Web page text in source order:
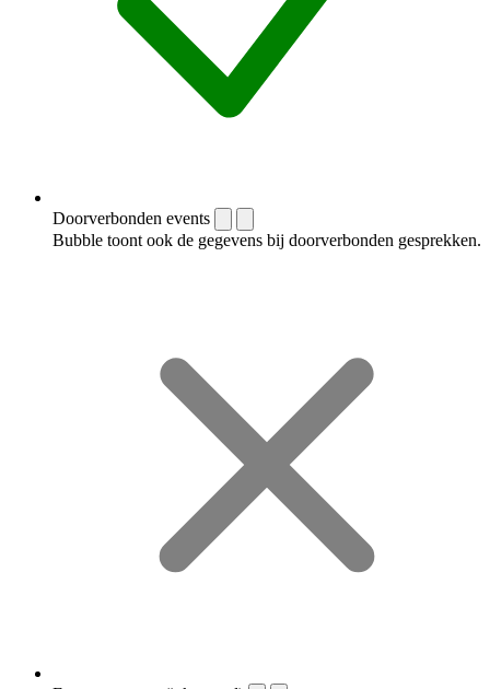
Doorverbonden events
Bubble toont ook de gegevens bij doorverbonden gesprekken.